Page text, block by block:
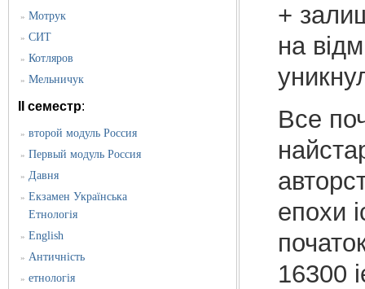
» Мотрук
» СИТ
» Котляров
» Мельничук
II семестр:
» второй модуль Россия
» Первый модуль Россия
» Давня
» Екзамен Українська
Етнологія
» English
» Античність
» етнологія
+
на
Все
епохи
16300